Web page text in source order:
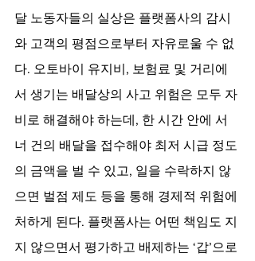
달 노동자들의 실상은 플랫폼사의 감시
와 고객의 평점으로부터 자유로울 수 없
다. 오토바이 유지비, 보험료 및 거리에
서 생기는 배달상의 사고 위험은 모두 자
비로 해결해야 하는데, 한 시간 안에 서
너 건의 배달을 접수해야 최저 시급 정도
의 금액을 벌 수 있고, 일을 수락하지 않
으면 벌점 제도 등을 통해 경제적 위험에
처하게 된다. 플랫폼사는 어떤 책임도 지
지 않으면서 평가하고 배제하는 ‘갑’으로